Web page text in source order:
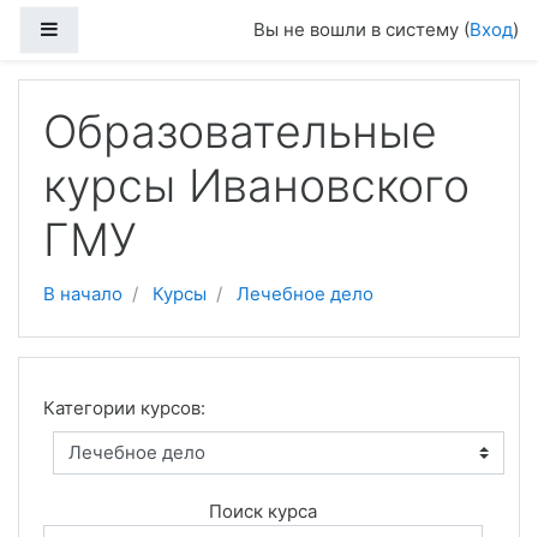
Вы не вошли в систему (Вход)
Образовательные
курсы Ивановского
ГМУ
В начало Курсы Лечебное дело
Категории курсов:
Поиск курса